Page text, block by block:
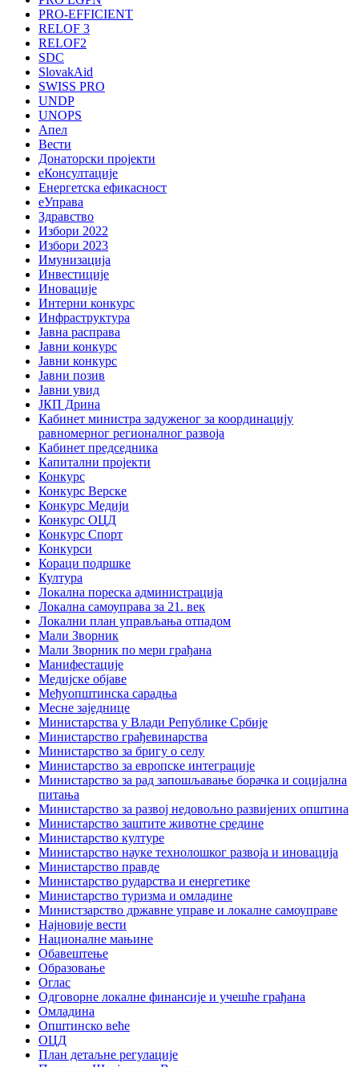
PRO-EFFICIENT
RELOF 3
RELOF2
SDC
SlovakAid
SWISS PRO
UNDP
UNOPS
Апел
Вести
Донаторски пројекти
еКонсултације
Енергетска ефикасност
еУправа
Здравство
Избори 2022
Избори 2023
Имунизација
Инвестиције
Иновације
Интерни конкурс
Инфраструктура
Јавна расправа
Јавни конкурс
Јавни конкурс
Јавни позив
Јавни увид
ЈКП Дрина
Кабинет министра задуженог за координацију
равномерног регионалног развоја
Кабинет председника
Капитални пројекти
Конкурс
Конкурс Верске
Конкурс Медији
Конкурс ОЦД
Конкурс Спорт
Конкурси
Кораци подршке
Култура
Локална пореска администрација
Локална самоуправа за 21. век
Локални план управљања отпадом
Мали Зворник
Мали Зворник по мери грађана
Манифестације
Медијске објаве
Међуопштинска сарадња
Месне заједнице
Министарства у Влади Републике Србије
Министарство грађевинарства
Министарство за бригу о селу
Министарство за европске интеграције
Министарство за рад запошљавање борачка и социјална
питања
Министарство за развој недовољно развијених општина
Министарство заштите животне средине
Министарство културе
Министарство науке технолошког развоја и иновација
Министарство правде
Министарство рударства и енергетике
Министарство туризма и омладине
Министзарство државне управе и локалне самоуправе
Најновије вести
Националне мањине
Обавештење
Образовање
Оглас
Одговорне локалне финансије и учешће грађана
Омладина
Општинско веће
ОЦД
План детаљне регулације